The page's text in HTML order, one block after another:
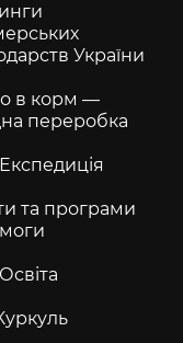
України
в корм —
переробка
та програми